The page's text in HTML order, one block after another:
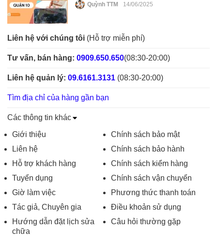
Quỳnh TTM 14/06/2025
Liên hệ với chúng tôi (Hỗ trợ miễn phí)
Tư vấn, bán hàng: 0909.650.650(08:30-20:00)
Liên hệ quản lý: 09.6161.3131 (08:30-20:00)
Tìm địa chỉ của hàng gần bạn
Các thông tin khác
Giới thiệu
Liên hệ
Hỗ trợ khách hàng
Tuyển dụng
Giờ làm việc
Tác giả, Chuyên gia
Hướng dẫn đặt lịch sửa
chữa
Chính sách bảo mật
Chính sách bảo hành
Chính sách kiểm hàng
Chính sách vận chuyển
Phương thức thanh toán
Điều khoản sử dụng
Câu hỏi thường gặp